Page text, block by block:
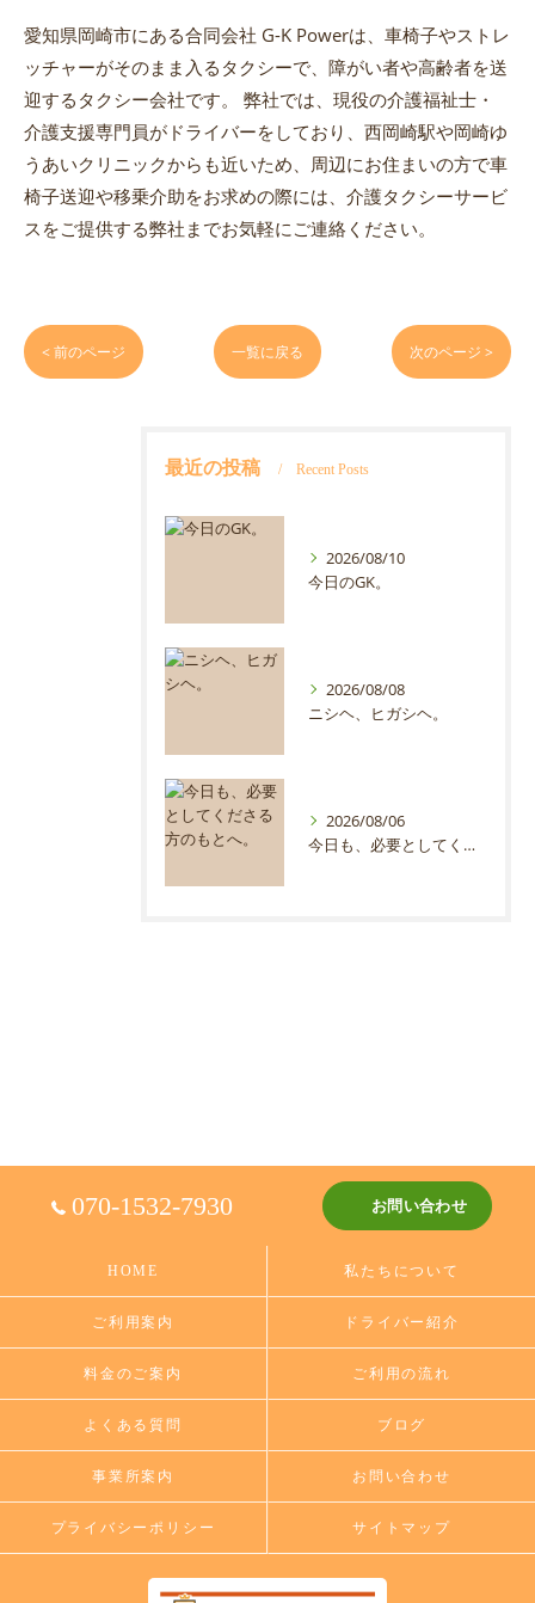
愛知県岡崎市にある合同会社 G-K Powerは、車椅子やストレ
ッチャーがそのまま入るタクシーで、障がい者や高齢者を送
迎するタクシー会社です。 弊社では、現役の介護福祉士・
介護支援専門員がドライバーをしており、西岡崎駅や岡崎ゆ
うあいクリニックからも近いため、周辺にお住まいの方で車
椅子送迎や移乗介助をお求めの際には、介護タクシーサービ
スをご提供する弊社までお気軽にご連絡ください。
< 前のページ 一覧に戻る 次のページ >
最近の投稿 Recent Posts
2026/08/10
今日のGK。
2026/08/08
ニシヘ、ヒガシヘ。
2026/08/06
今日も、必要としてくださる方のもとへ。
070-1532-7930 お問い合わせ
HOME 私たちについて
ご利用案内 ドライバー紹介
料金のご案内 ご利用の流れ
よくある質問 ブログ
事業所案内 お問い合わせ
プライバシーポリシー サイトマップ